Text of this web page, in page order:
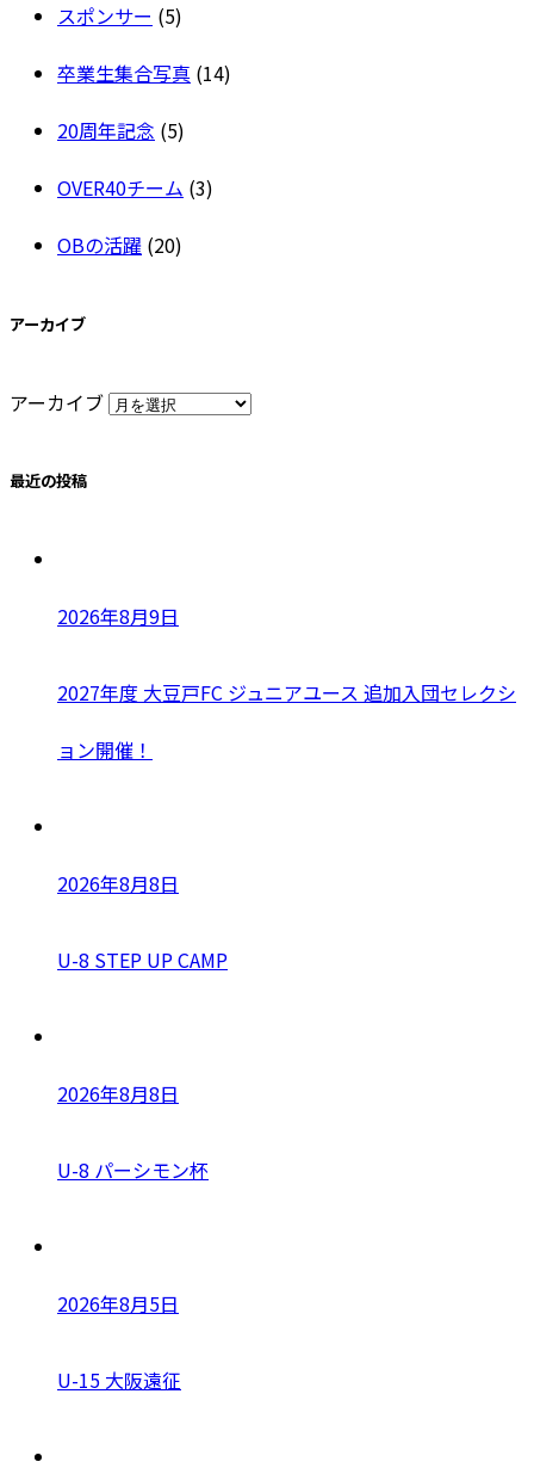
スポンサー (5)
卒業生集合写真 (14)
20周年記念 (5)
OVER40チーム (3)
OBの活躍 (20)
アーカイブ
アーカイブ
最近の投稿
2026年8月9日
2027年度 大豆戸FC ジュニアユース 追加入団セレクシ
ョン開催！
2026年8月8日
U-8 STEP UP CAMP
2026年8月8日
U-8 パーシモン杯
2026年8月5日
U-15 大阪遠征